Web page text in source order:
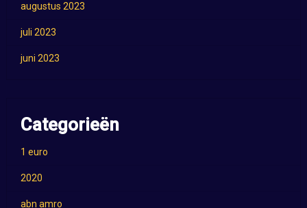
augustus 2023
juli 2023
juni 2023
Categorieën
1 euro
2020
abn amro